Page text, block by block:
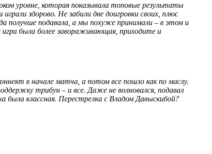
уровне, которая показывала топовые результаты
здорово. Не забили две доигровки своих, плюс
получше подавала, а мы похуже принимали – в этом и
была более завораживающая, приходите и
в начале матча, а потом все пошло как по маслу.
трибун – и все. Даже не волновался, подавал
была классная. Перестрелка с Владом Давыскибой?